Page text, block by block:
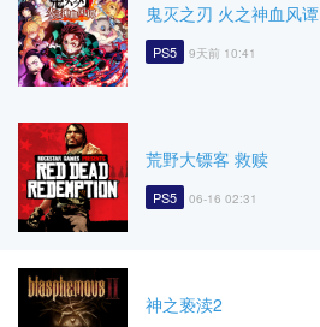
鬼灭之刃 火之神血风谭
PS5 9天前 10:41
荒野大镖客 救赎
PS5 06-16 02:31
神之亵渎2